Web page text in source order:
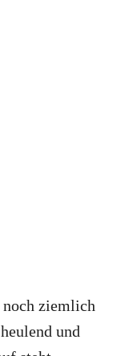
noch ziemlich
und